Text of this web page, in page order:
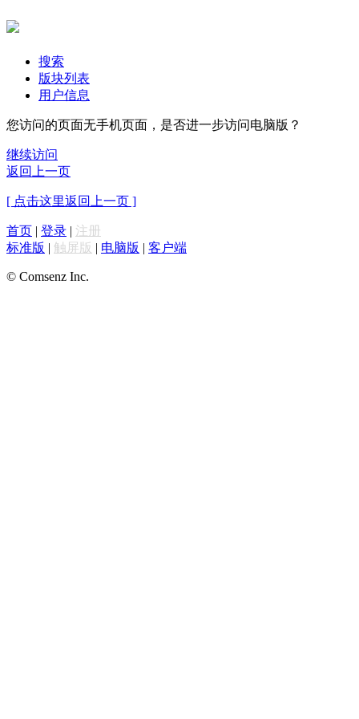
搜索
版块列表
用户信息
您访问的页面无手机页面，是否进一步访问电脑版？
继续访问
返回上一页
[ 点击这里返回上一页 ]
首页 | 登录 | 注册
标准版 | 触屏版 | 电脑版 | 客户端
© Comsenz Inc.